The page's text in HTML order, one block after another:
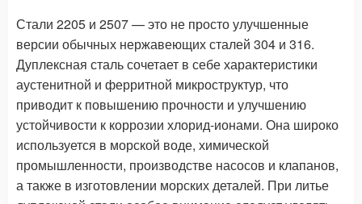
Стали 2205 и 2507 — это не просто улучшенные
версии обычных нержавеющих сталей 304 и 316.
Дуплексная сталь сочетает в себе характеристики
аустенитной и ферритной микроструктур, что
приводит к повышению прочности и улучшению
устойчивости к коррозии хлорид-ионами. Она широко
используется в морской воде, химической
промышленности, производстве насосов и клапанов,
а также в изготовлении морских деталей. При литье